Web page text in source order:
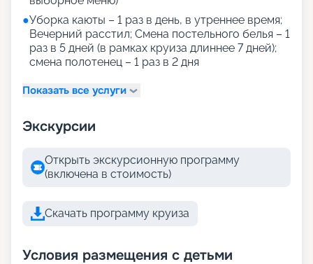
●Уборка каюты – 1 раз в день, в утреннее время;
Вечерний расстил; Смена постельного белья – 1
раз в 5 дней (в рамках круиза длиннее 7 дней);
смена полотенец – 1 раз в 2 дня
Показать все услуги
Экскурсии
Открыть экскурсионную программу
(включена в стоимость)
Скачать программу круиза
Условия размещения с детьми